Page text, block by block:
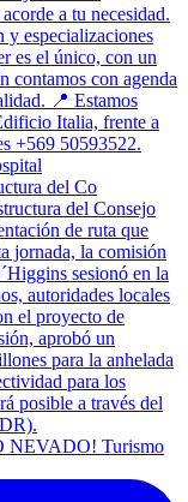
del Co
Turismo